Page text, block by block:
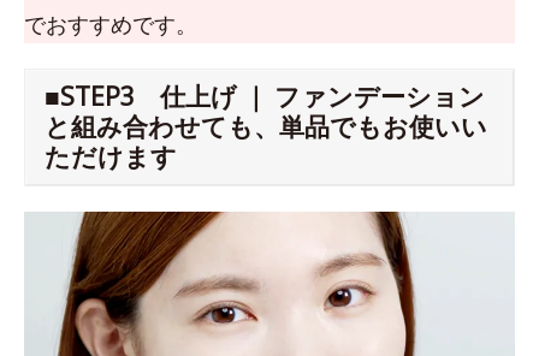
でおすすめです。
■STEP3 仕上げ ｜ ファンデーション
と組み合わせても、単品でもお使いい
ただけます